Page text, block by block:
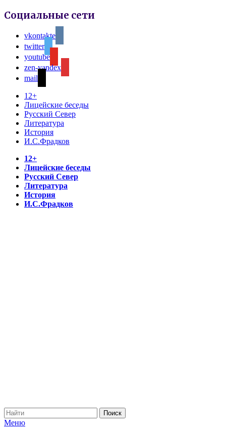
Социальные сети
vkontakte
twitter
youtube
zen-yandex
mail
12+
Лицейские беседы
Русский Север
Литература
История
И.С.Фрадков
12+
Лицейские беседы
Русский Север
Литература
История
И.С.Фрадков
Меню